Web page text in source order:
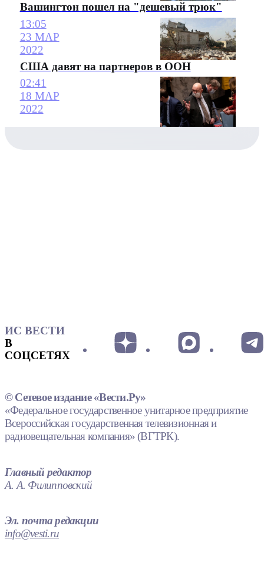
Вашингтон пошел на "дешевый трюк"
13:05
23 МАР
2022
США давят на партнеров в ООН
02:41
18 МАР
2022
ИС ВЕСТИ
В
СОЦСЕТЯХ
© Сетевое издание «Вести.Ру»
«Федеральное государственное унитарное предприятие
Всероссийская государственная телевизионная и
радиовещательная компания» (ВГТРК).
Главный редактор
А. А. Филипповский
Эл. почта редакции
info@vesti.ru